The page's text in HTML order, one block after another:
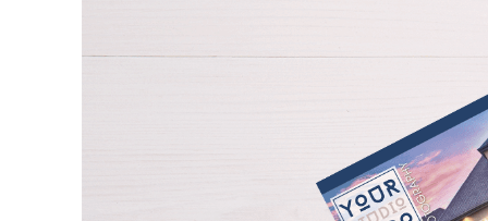
Dịch vụ
Bộ sưu